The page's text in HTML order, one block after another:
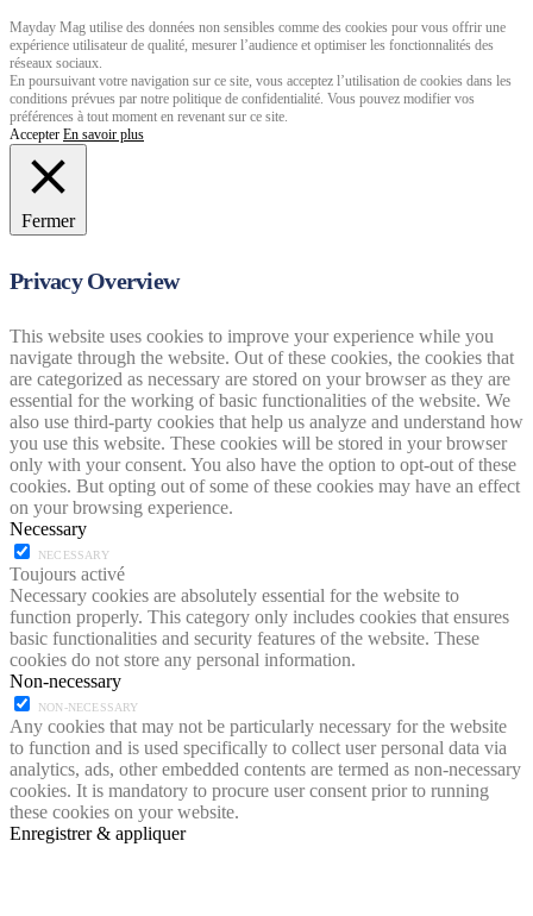
Mayday Mag utilise des données non sensibles comme des cookies pour vous offrir une
expérience utilisateur de qualité, mesurer l’audience et optimiser les fonctionnalités des
réseaux sociaux.
En poursuivant votre navigation sur ce site, vous acceptez l’utilisation de cookies dans les
conditions prévues par notre politique de confidentialité. Vous pouvez modifier vos
préférences à tout moment en revenant sur ce site.
Accepter En savoir plus
Fermer
Privacy Overview
This website uses cookies to improve your experience while you
navigate through the website. Out of these cookies, the cookies that
are categorized as necessary are stored on your browser as they are
essential for the working of basic functionalities of the website. We
also use third-party cookies that help us analyze and understand how
you use this website. These cookies will be stored in your browser
only with your consent. You also have the option to opt-out of these
cookies. But opting out of some of these cookies may have an effect
on your browsing experience.
Necessary
NECESSARY
Toujours activé
Necessary cookies are absolutely essential for the website to
function properly. This category only includes cookies that ensures
basic functionalities and security features of the website. These
cookies do not store any personal information.
Non-necessary
NON-NECESSARY
Any cookies that may not be particularly necessary for the website
to function and is used specifically to collect user personal data via
analytics, ads, other embedded contents are termed as non-necessary
cookies. It is mandatory to procure user consent prior to running
these cookies on your website.
Enregistrer & appliquer